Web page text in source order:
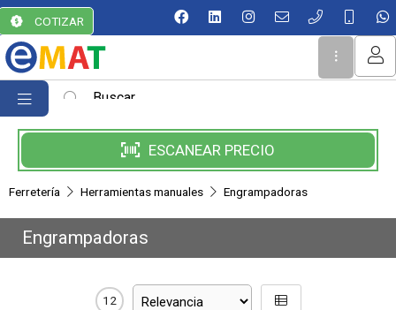
COTIZAR MI COMPRA
La compra está vacía.
ESCANEAR PRECIO
Ferretería Herramientas manuales Engrampadoras
Engrampadoras
12